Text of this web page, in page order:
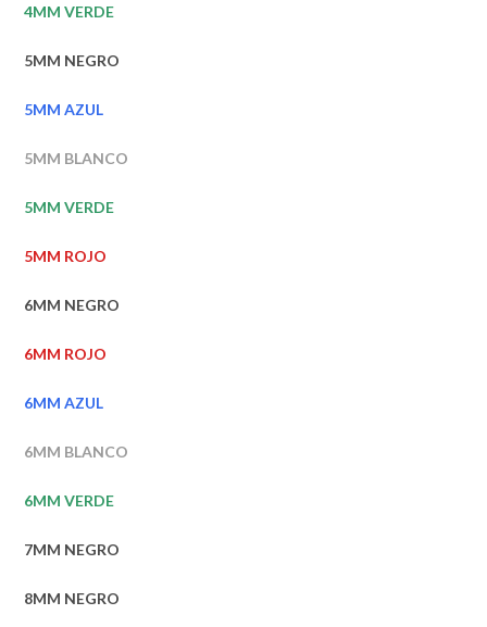
4MM VERDE
5MM NEGRO
5MM AZUL
5MM BLANCO
5MM VERDE
5MM ROJO
6MM NEGRO
6MM ROJO
6MM AZUL
6MM BLANCO
6MM VERDE
7MM NEGRO
8MM NEGRO